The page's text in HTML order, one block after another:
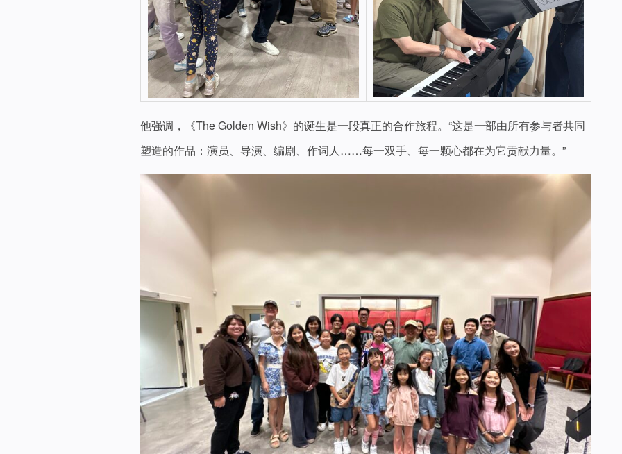
他强调，《The Golden Wish》的诞生是一段真正的合作旅程。“这是一部由所有参与者共同
塑造的作品：演员、导演、编剧、作词人……每一双手、每一颗心都在为它贡献力量。”